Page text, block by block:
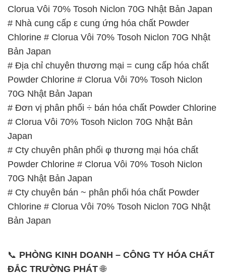
Clorua Vôi 70% Tosoh Niclon 70G Nhật Bản Japan
# Nhà cung cấp ε cung ứng hóa chất Powder
Chlorine # Clorua Vôi 70% Tosoh Niclon 70G Nhật
Bản Japan
# Địa chỉ chuyên thương mại = cung cấp hóa chất
Powder Chlorine # Clorua Vôi 70% Tosoh Niclon
70G Nhật Bản Japan
# Đơn vị phân phối ÷ bán hóa chất Powder Chlorine
# Clorua Vôi 70% Tosoh Niclon 70G Nhật Bản
Japan
# Cty chuyên phân phối φ thương mại hóa chất
Powder Chlorine # Clorua Vôi 70% Tosoh Niclon
70G Nhật Bản Japan
# Cty chuyên bán ~ phân phối hóa chất Powder
Chlorine # Clorua Vôi 70% Tosoh Niclon 70G Nhật
Bản Japan
📞 PHÒNG KINH DOANH – CÔNG TY HÓA CHẤT
ĐẮC TRƯỜNG PHÁT🌐